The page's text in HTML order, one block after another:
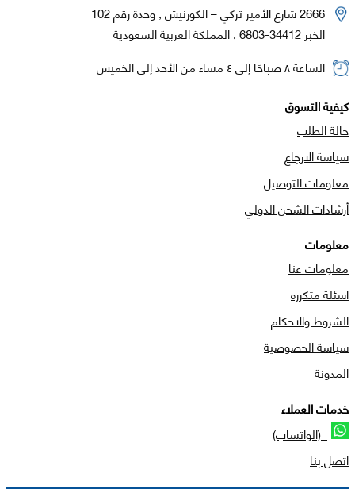
2666 شارع الأمير تركي – الكورنيش , وحدة رقم 102
الخبر 34412-6803 , المملكة العربية السعودية
الساعة ٨ صباحًا إلى ٤ مساء من الأحد إلى الخميس
كيفية التسوق
حالة الطلب
سياسة الارجاع
معلومات التوصيل
أرشادات الشحن الدولي
معلومات
معلومات عنا
اسئلة متكرره
الشروط والاحكام
سياسة الخصوصية
المدونة
خدمات العملاء
(الواتساب)
اتصل بنا